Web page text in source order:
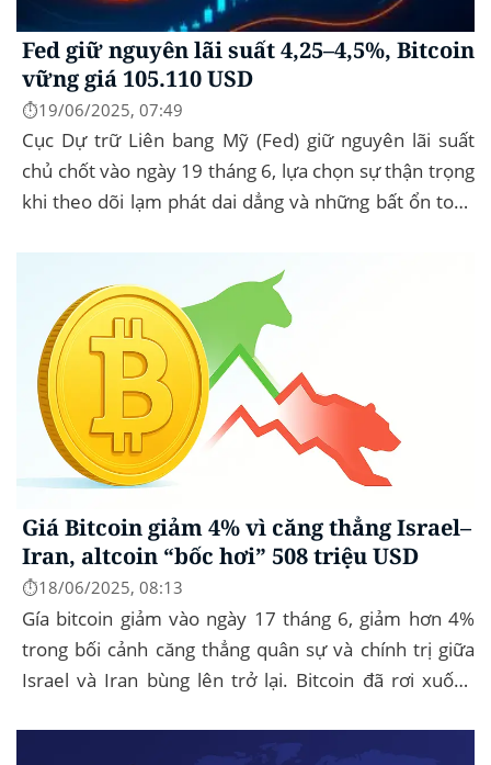
Fed giữ nguyên lãi suất 4,25–4,5%, Bitcoin
vững giá 105.110 USD
⏱️19/06/2025, 07:49
Cục Dự trữ Liên bang Mỹ (Fed) giữ nguyên lãi suất
chủ chốt vào ngày 19 tháng 6, lựa chọn sự thận trọng
khi theo dõi lạm phát dai dẳng và những bất ổn toàn
Giá Bitcoin giảm 4% vì căng thẳng Israel–
Iran, altcoin “bốc hơi” 508 triệu USD
⏱️18/06/2025, 08:13
Gía bitcoin giảm vào ngày 17 tháng 6, giảm hơn 4%
trong bối cảnh căng thẳng quân sự và chính trị giữa
Israel và Iran bùng lên trở lại. Bitcoin đã rơi xuống